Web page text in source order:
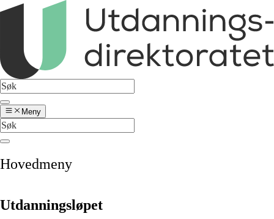
Meny
Hovedmeny
Utdanningsløpet